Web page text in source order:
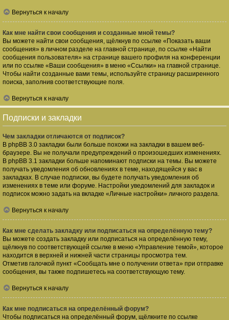
Вернуться к началу
Как мне найти свои сообщения и созданные мной темы?
Вы можете найти свои сообщения, щёлкнув по ссылке «Показать ваши
сообщения» в личном разделе на главной странице, по ссылке «Найти
сообщения пользователя» на странице вашего профиля на конференции
или по ссылке «Ваши сообщения» в меню «Ссылки» на главной странице.
Чтобы найти созданные вами темы, используйте страницу расширенного
поиска, заполнив соответствующие поля.
Вернуться к началу
Подписки и закладки
Чем закладки отличаются от подписок?
В phpBB 3.0 закладки были больше похожи на закладки в вашем веб-
браузере. Вы не получали предупреждений о произошедших изменениях.
В phpBB 3.1 закладки больше напоминают подписки на темы. Вы можете
получать уведомления об обновлениях в теме, находящейся у вас в
закладках. В случае подписки, вы будете получать уведомления об
изменениях в теме или форуме. Настройки уведомлений для закладок и
подписок можно задать на вкладке «Личные настройки» личного раздела.
Вернуться к началу
Как мне сделать закладку или подписаться на определённую тему?
Вы можете создать закладку или подписаться на определённую тему,
щёлкнув по соответствующей ссылке в меню «Управление темой», которое
находится в верхней и нижней части страницы просмотра тем.
Отметив галочкой пункт «Сообщать мне о получении ответа» при отправке
сообщения, вы также подпишетесь на соответствующую тему.
Вернуться к началу
Как мне подписаться на определённый форум?
Чтобы подписаться на определённый форум, щёлкните по ссылке